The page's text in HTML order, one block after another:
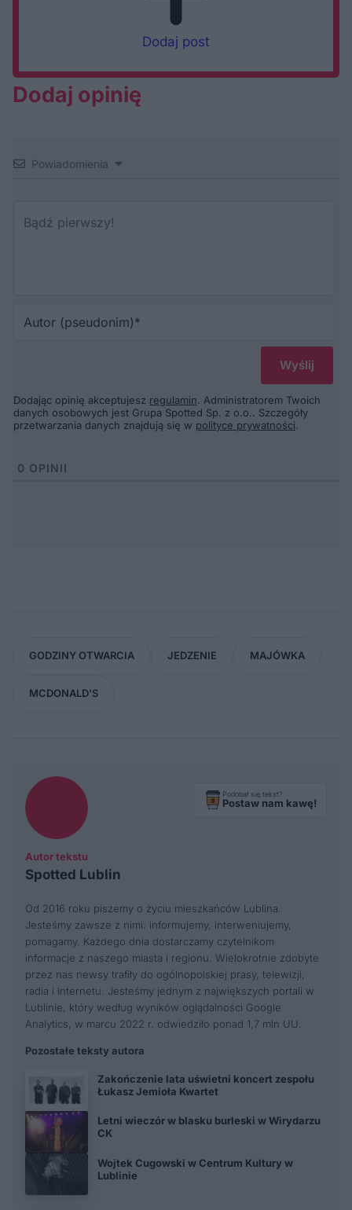
Dodaj post
Dodaj opinię
Powiadomienia
Dodając opinię akceptujesz regulamin. Administratorem Twoich
danych osobowych jest Grupa Spotted Sp. z o.o.. Szczegóły
przetwarzania danych znajdują się w polityce prywatności.
0 OPINII
GODZINY OTWARCIA JEDZENIE MAJÓWKA
MCDONALD'S
Autor tekstu
Spotted Lublin
Podobał się tekst?
Postaw nam kawę!
Od 2016 roku piszemy o życiu mieszkańców Lublina.
Jesteśmy zawsze z nimi: informujemy, interweniujemy,
pomagamy. Każdego dnia dostarczamy czytelnikom
informacje z naszego miasta i regionu. Wielokrotnie zdobyte
przez nas newsy trafiły do ogólnopolskiej prasy, telewizji,
radia i Internetu. Jesteśmy jednym z największych portali w
Lublinie, który według wyników oglądalności Google
Analytics, w marcu 2022 r. odwiedziło ponad 1,7 mln UU.
Pozostałe teksty autora
Zakończenie lata uświetni koncert zespołu
Łukasz Jemioła Kwartet
Letni wieczór w blasku burleski w Wirydarzu
CK
Wojtek Cugowski w Centrum Kultury w
Lublinie